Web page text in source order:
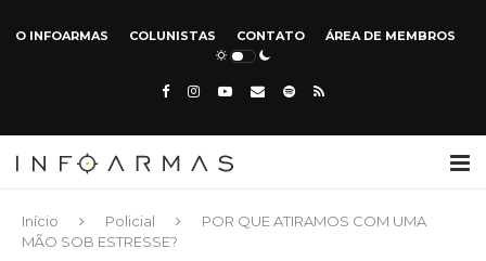
O INFOARMAS COLUNISTAS CONTATO ÁREA DE MEMBROS
Início Policial
POR QUE ATIRAMOS COM UMA
MÃO SOB ESTRESSE?